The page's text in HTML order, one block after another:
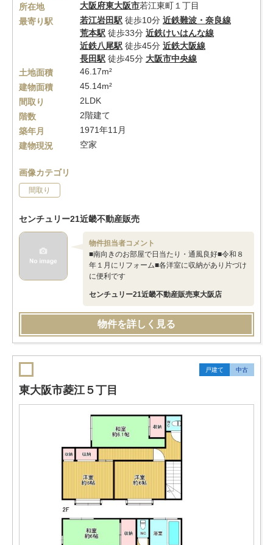
所在地 大阪府東大阪市若江東町１丁目
最寄り駅
若江岩田駅 徒歩10分 近鉄難波・奈良線
荒本駅 徒歩33分 近鉄けいはんな線
近鉄八尾駅 徒歩45分 近鉄大阪線
長田駅 徒歩45分 大阪市中央線
土地面積
46.17m²
建物面積
45.14m²
間取り
2LDK
階数
2階建て
築年月
1971年11月
建物現況
空家
画像カテゴリ
間取り
センチュリー21近畿不動産販売
物件担当者コメント
■南向きのお部屋で日当たり・通風良好■令和８
年１月にリフォーム■各洋室に収納があり片づけ
に便利です
センチュリー21近畿不動産販売東大阪店
物件を詳しく見る
戸建て 中古
東大阪市菱江５丁目